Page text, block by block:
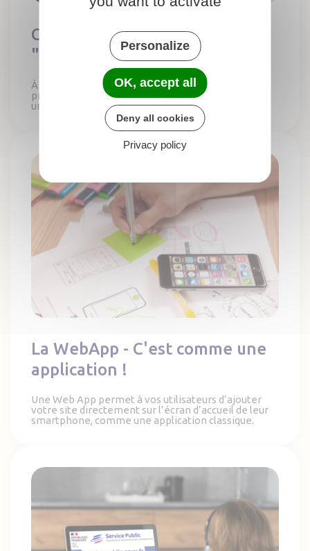
Créer un site internet pas cher
"Made in France"
À partir de 15€/mois, créer un site internet
professionnel tout en maîtrisant son budget reste
un défi pour de nombreuses structures.
La WebApp - C'est comme une application !
La WebApp - C'est comme une
application !
Une Web App permet à vos utilisateurs d’ajouter
votre site directement sur l’écran d’accueil de leur
smartphone, comme une application classique.
Guide des démarches pour collectivités
Personalize
OK, accept all
Deny all cookies
Privacy policy